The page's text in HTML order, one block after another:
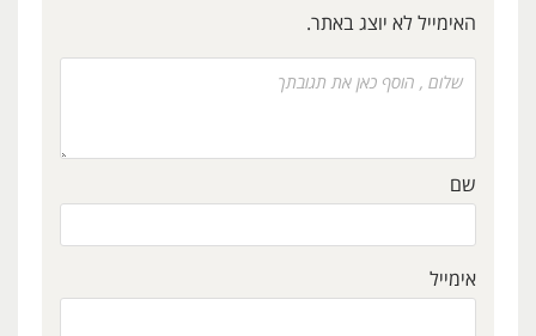
האימייל לא יוצג באתר.
שם
אימייל